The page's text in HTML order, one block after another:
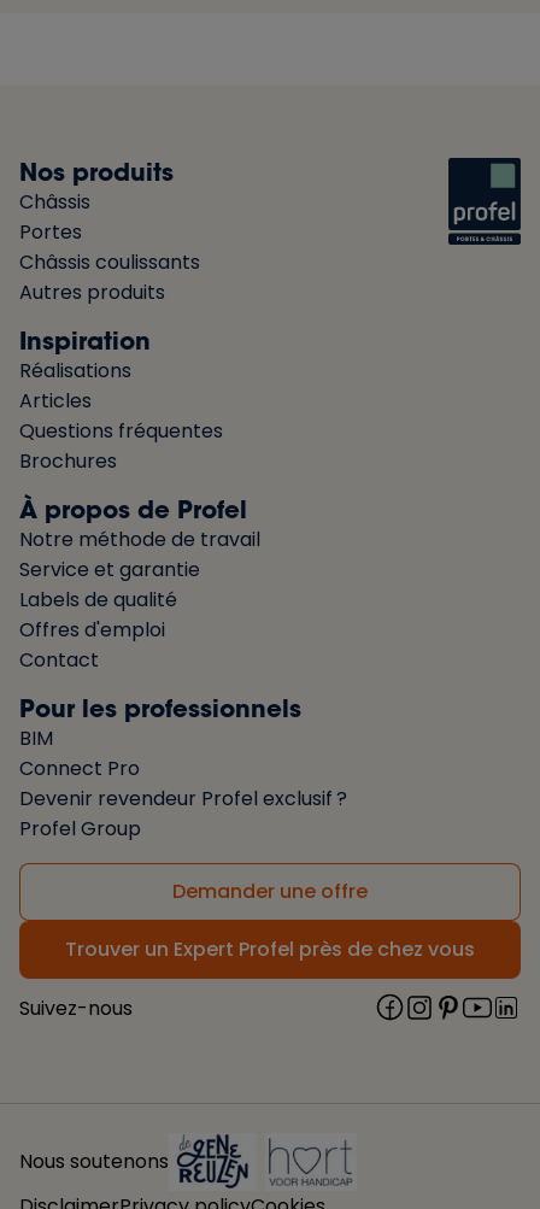
Nos produits
Châssis
Portes
Châssis coulissants
Autres produits
Inspiration
Réalisations
Articles
Questions fréquentes
Brochures
À propos de Profel
Notre méthode de travail
Service et garantie
Labels de qualité
Offres d'emploi
Contact
Pour les professionnels
BIM
Connect Pro
Devenir revendeur Profel exclusif ?
Profel Group
Demander une offre
Trouver un Expert Profel près de chez vous
Suivez-nous
Nous soutenons